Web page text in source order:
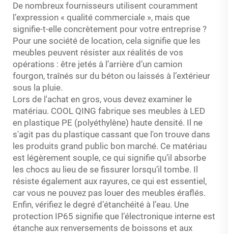
De nombreux fournisseurs utilisent couramment
l’expression « qualité commerciale », mais que
signifie-t-elle concrètement pour votre entreprise ?
Pour une société de location, cela signifie que les
meubles peuvent résister aux réalités de vos
opérations : être jetés à l’arrière d’un camion
fourgon, traînés sur du béton ou laissés à l’extérieur
sous la pluie.
Lors de l'achat en gros, vous devez examiner le
matériau. COOL QING fabrique ses meubles à LED
en plastique PE (polyéthylène) haute densité. Il ne
s'agit pas du plastique cassant que l'on trouve dans
les produits grand public bon marché. Ce matériau
est légèrement souple, ce qui signifie qu’il absorbe
les chocs au lieu de se fissurer lorsqu’il tombe. Il
résiste également aux rayures, ce qui est essentiel,
car vous ne pouvez pas louer des meubles éraflés.
Enfin, vérifiez le degré d’étanchéité à l’eau. Une
protection IP65 signifie que l’électronique interne est
étanche aux renversements de boissons et aux